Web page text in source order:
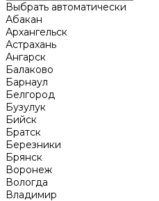
Выбрать автоматически
Абакан
Архангельск
Астрахань
Ангарск
Балаково
Барнаул
Белгород
Бузулук
Бийск
Братск
Березники
Брянск
Воронеж
Вологда
Владимир